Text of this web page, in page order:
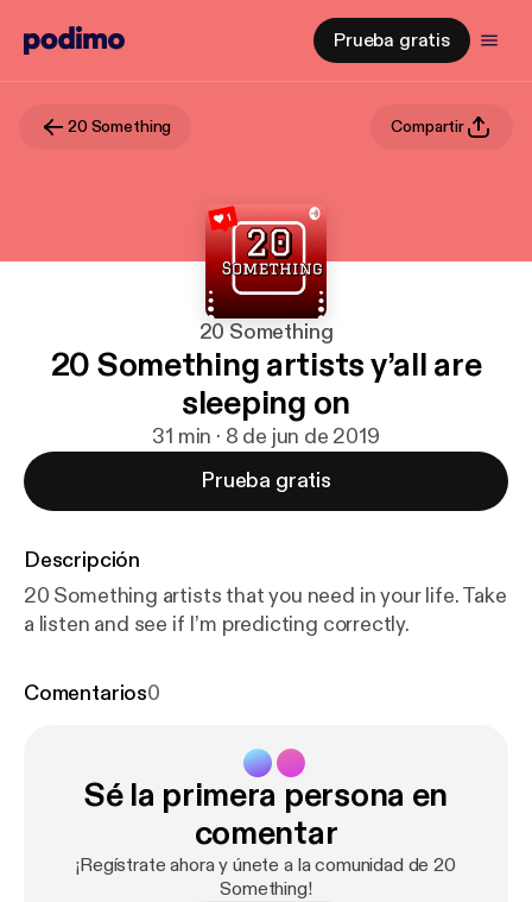
Prueba gratis
20 Something Compartir
20 Something
20 Something artists y’all are
sleeping on
31 min · 8 de jun de 2019
Prueba gratis
Descripción
20 Something artists that you need in your life. Take
a listen and see if I’m predicting correctly.
Comentarios0
Sé la primera persona en
comentar
¡Regístrate ahora y únete a la comunidad de 20
Something!